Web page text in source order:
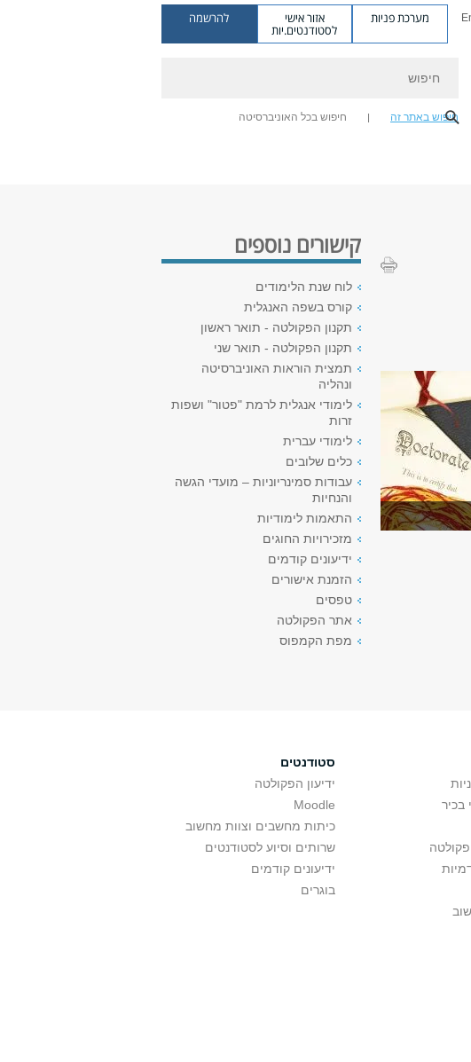
מערכת פניות אזור אישי
לסטודנטים.יות
להרשמה
חיפוש באתר זה חיפוש בכל האוניברסיטה
קישורים נוספים
לוח שנת הלימודים
קורס בשפה האנגלית
תקנון הפקולטה - תואר ראשון
תקנון הפקולטה - תואר שני
תמצית הוראות האוניברסיטה
ונהליה
לימודי אנגלית לרמת "פטור" ושפות
זרות
לימודי עברית
כלים שלובים
עבודות סמינריוניות – מועדי הגשה
והנחיות
התאמות לימודיות
מזכירויות החוגים
ידיעונים קודמים
הזמנת אישורים
טפסים
אתר הפקולטה
מפת הקמפוס
בכיר
סטודנטים
ידיעון הפקולטה
Moodle
כיתות מחשבים וצוות מחשוב
שרותים וסיוע לסטודנטים
ידיעונים קודמים
בוגרים